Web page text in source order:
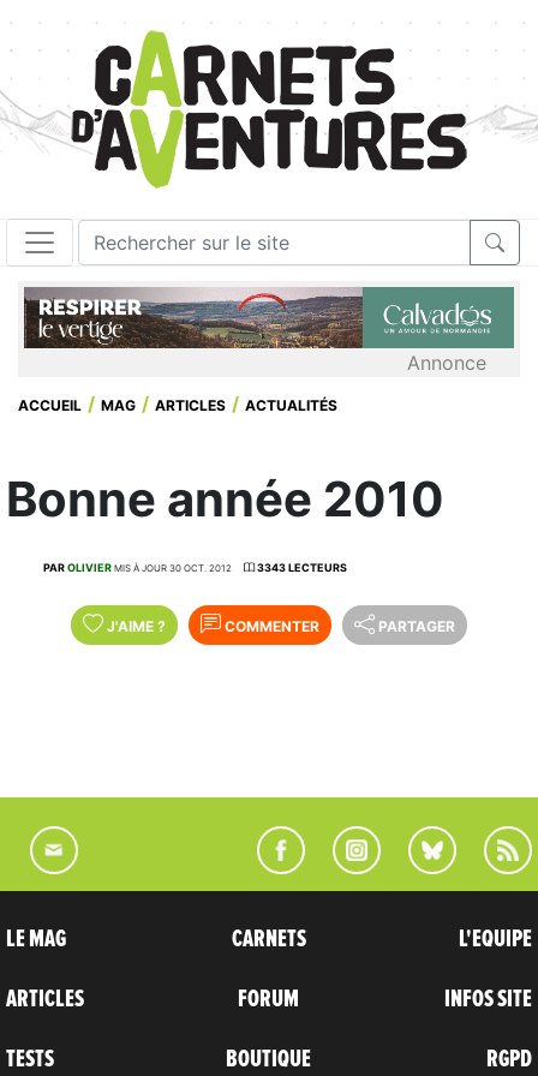
Annonce
ACCUEIL MAG ARTICLES ACTUALITÉS
Bonne année 2010
PAROLIVIER MIS À JOUR 30 OCT. 2012 3343 LECTEURS
J'AIME ? COMMENTER PARTAGER
LE MAG
ARTICLES
TESTS
CARNETS
FORUM
BOUTIQUE
L'EQUIPE
INFOS SITE
RGPD